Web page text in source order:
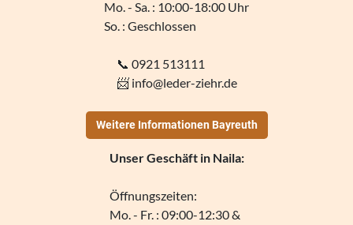
Mo. - Sa. : 10:00-18:00 Uhr
So. : Geschlossen
📞 0921 513111
📨 info@leder-ziehr.de
Weitere Informationen Bayreuth
Unser Geschäft in Naila:
Öffnungszeiten:
Mo. - Fr. : 09:00-12:30 &